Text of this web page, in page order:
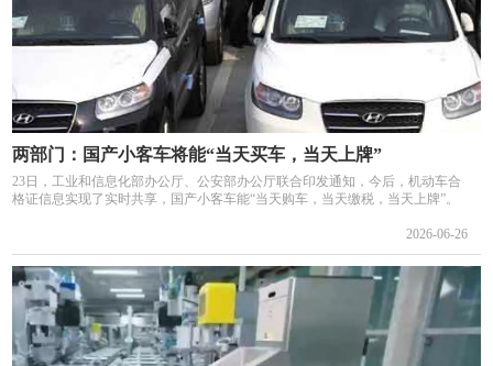
两部门：国产小客车将能“当天买车，当天上牌”
23日，工业和信息化部办公厅、公安部办公厅联合印发通知，今后，机动车合
格证信息实现了实时共享，国产小客车能“当天购车，当天缴税，当天上牌”。
2026-06-26